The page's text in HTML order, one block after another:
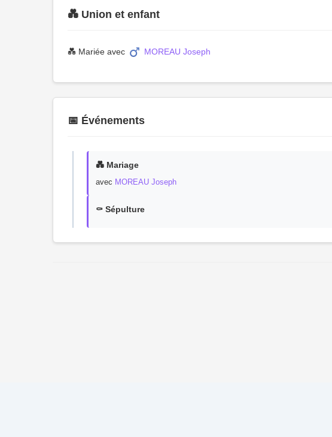
💑 Union et enfant
💑 Mariée avec MOREAU Joseph
📅 Événements
💑 Mariage
avec MOREAU Joseph
⚰️ Sépulture